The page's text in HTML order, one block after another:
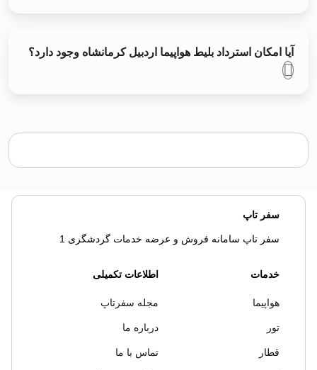
آیا امکان استرداد بلیط هواپیما اردبیل کرمانشاه وجود دارد؟
سفر تاپ
سفر تاپ سامانه فروش و عرضه خدمات گردشگری 1
خدمات
هواپیما
تور
قطار
اطلاعات تکمیلی
مجله سفرتاپ
درباره ما
تماس با ما